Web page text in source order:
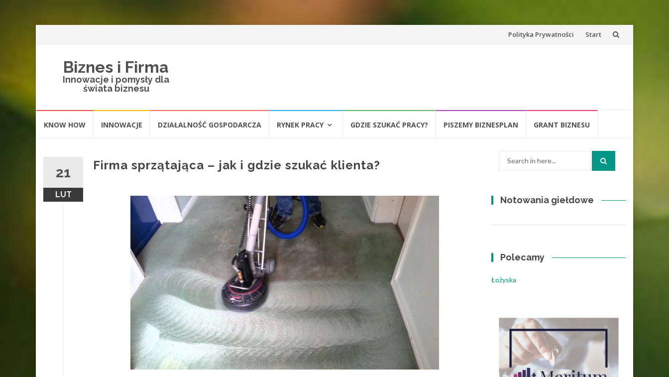
Skip
Polityka Prywatności Start
Biznes i Firma
Innowacje i pomysły dla
świata biznesu
KNOW HOW INNOWACJE DZIAŁALNOŚĆ GOSPODARCZA RYNEK PRACY GDZIE SZUKAĆ PRACY? PISZEMY BIZNESPLAN GRANT BIZNESU
21
LUT
Firma sprzątająca – jak i gdzie szukać klienta?
Notowania giełdowe
Polecamy
Łożyska